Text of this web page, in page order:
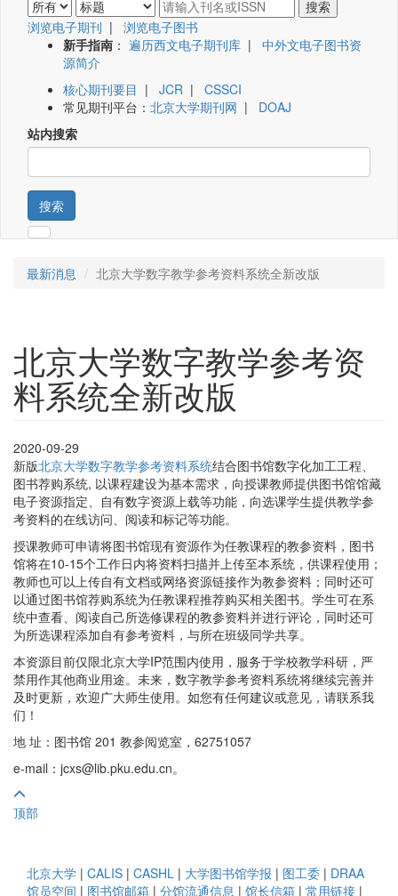
浏览电子期刊 | 浏览电子图书
新手指南 ： 遍历西文电子期刊库 | 中外文电子图书资
源简介
核心期刊要目 | JCR | CSSCI
常见期刊平台： 北京大学期刊网 | DOAJ
站内搜索
搜索
最新消息 北京大学数字教学参考资料系统全新改版
北京大学数字教学参考资
料系统全新改版
2020-09-29
新版北京大学数字教学参考资料系统结合图书馆数字化加工工程、
图书荐购系统, 以课程建设为基本需求，向授课教师提供图书馆馆藏
电子资源指定、自有数字资源上载等功能，向选课学生提供教学参
考资料的在线访问、阅读和标记等功能。
授课教师可申请将图书馆现有资源作为任教课程的教参资料，图书
馆将在10-15个工作日内将资料扫描并上传至本系统，供课程使用；
教师也可以上传自有文档或网络资源链接作为教参资料；同时还可
以通过图书馆荐购系统为任教课程推荐购买相关图书。学生可在系
统中查看、阅读自己所选修课程的教参资料并进行评论，同时还可
为所选课程添加自有参考资料，与所在班级同学共享。
本资源目前仅限北京大学IP范围内使用，服务于学校教学科研，严
禁用作其他商业用途。未来，数字教学参考资料系统将继续完善并
及时更新，欢迎广大师生使用。如您有任何建议或意见，请联系我
们！
地 址：图书馆 201 教参阅览室，62751057
e-mail：jcxs@lib.pku.edu.cn。
顶部
北京大学 | CALIS | CASHL | 大学图书馆学报 | 图工委 | DRAA
馆员空间 | 图书馆邮箱 | 分馆流通信息 | 馆长信箱 | 常用链接 |